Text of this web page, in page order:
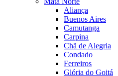
Aliança
Buenos Aires
Camutanga
Carpina
Chã de Alegria
Condado
Ferreiros
Glória do Goitá